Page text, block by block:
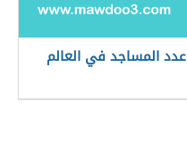
عدد المساجد في العالم